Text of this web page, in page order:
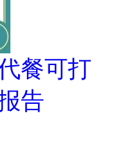
餐可打
告